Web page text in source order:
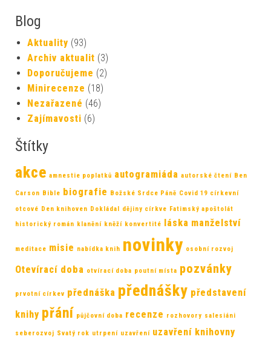
Blog
Aktuality (93)
Archiv aktualit (3)
Doporučujeme (2)
Minirecenze (18)
Nezařazené (46)
Zajímavosti (6)
Štítky
akce amnestie poplatků autogramiáda autorské čtení Ben
Carson Bible biografie Božské Srdce Páně Covid 19 církevní
otcové Den knihoven Dokládal dějiny církve Fatimský apoštolát
historický román klanění kněží konvertité láska manželství
meditace misie nabídka knih novinky osobní rozvoj
Otevírací doba otvírací doba poutní místa pozvánky
prvotní církev přednáška přednášky představení
knihy přání půjčovní doba recenze rozhovory salesiáni
seberozvoj Svatý rok utrpení uzavření uzavření knihovny